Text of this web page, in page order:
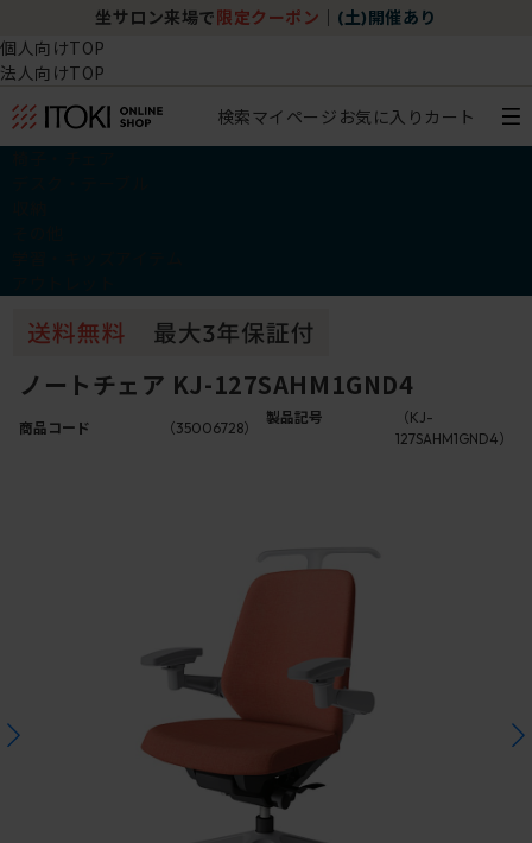
坐サロン来場で 限定クーポン (土)開催あり
個人向けTOP
法人向けTOP
検索マイページ お気に入り カート
ノートチェア KJ-127SAHM1GND4
商品コード （35006728）
製品記号
（KJ-
127SAHM1GND4）